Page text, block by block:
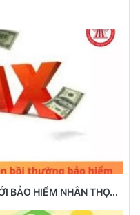
BẢO HIỂM NHÂN THỌ...